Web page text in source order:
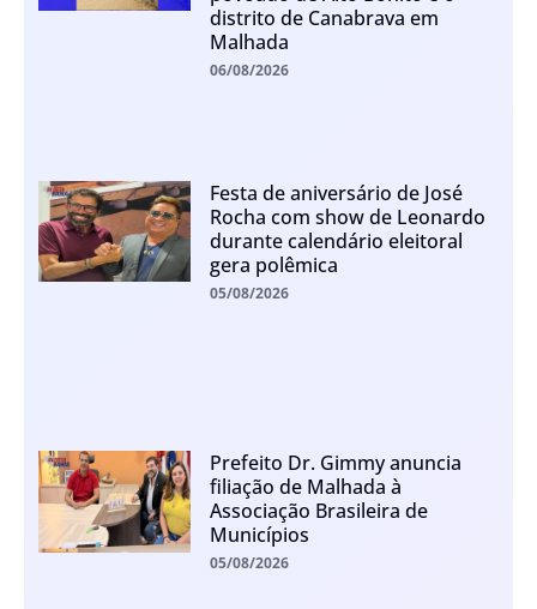
distrito de Canabrava em
Malhada
06/08/2026
Festa de aniversário de José
Rocha com show de Leonardo
durante calendário eleitoral
gera polêmica
05/08/2026
Prefeito Dr. Gimmy anuncia
filiação de Malhada à
Associação Brasileira de
Municípios
05/08/2026